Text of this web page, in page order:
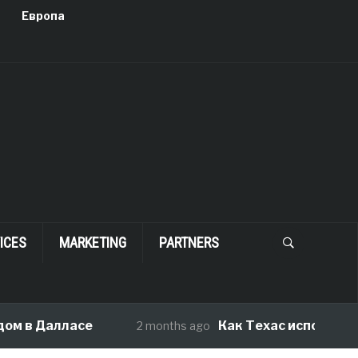
Европа
MARKETING PARTNERS
Далласе 2 months ago Как Техас исполняет